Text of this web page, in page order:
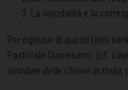
La sinodalità e la
Per ognuno di questi temi
Pastorale Diocesano. (cf.
sinodale delle Chiese in Italia,